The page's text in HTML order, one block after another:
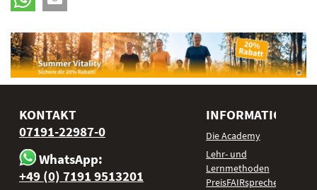
KONTAKT
07191-22987-0
WhatsApp:
+49 (0) 7191 9513201
INFORMATIONEN
Die Academy
Lehr- und
Lernmethoden
PreisFAIRsprechen